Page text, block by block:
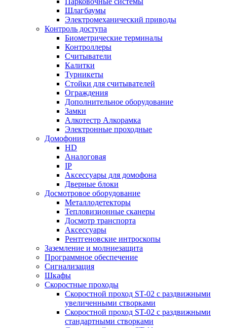
Шлагбаумы
Электромеханический приводы
Контроль доступа
Биометрические терминалы
Контроллеры
Считыватели
Калитки
Турникеты
Стойки для считывателей
Ограждения
Дополнительное оборудование
Замки
Алкотестр Алкорамка
Электронные проходные
Домофония
HD
Аналоговая
IP
Аксессуары для домофона
Дверные блоки
Досмотровое оборудование
Металлодетекторы
Тепловизионные сканеры
Досмотр транспорта
Аксессуары
Рентгеновские интроскопы
Заземление и молниезащита
Программное обеспечение
Сигнализация
Шкафы
Скоростные проходы
Скоростной проход ST-02 с раздвижными
увеличенными створками
Скоростной проход ST-02 с раздвижными
стандартными створками